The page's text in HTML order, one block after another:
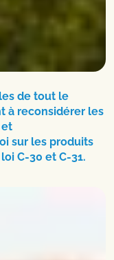
de tout le
à reconsidérer les
et
sur les produits
C-30 et C-31.